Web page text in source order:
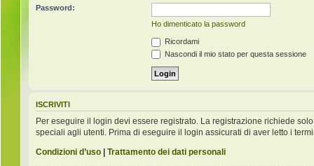
Password:
Ho dimenticato la password
Ricordami
Nascondi il mio stato per questa sessione
ISCRIVITI
Per eseguire il login devi essere registrato. La registrazione richiede
speciali agli utenti. Prima di eseguire il login assicurati di aver letto i
Condizioni d’uso | Trattamento dei dati personali